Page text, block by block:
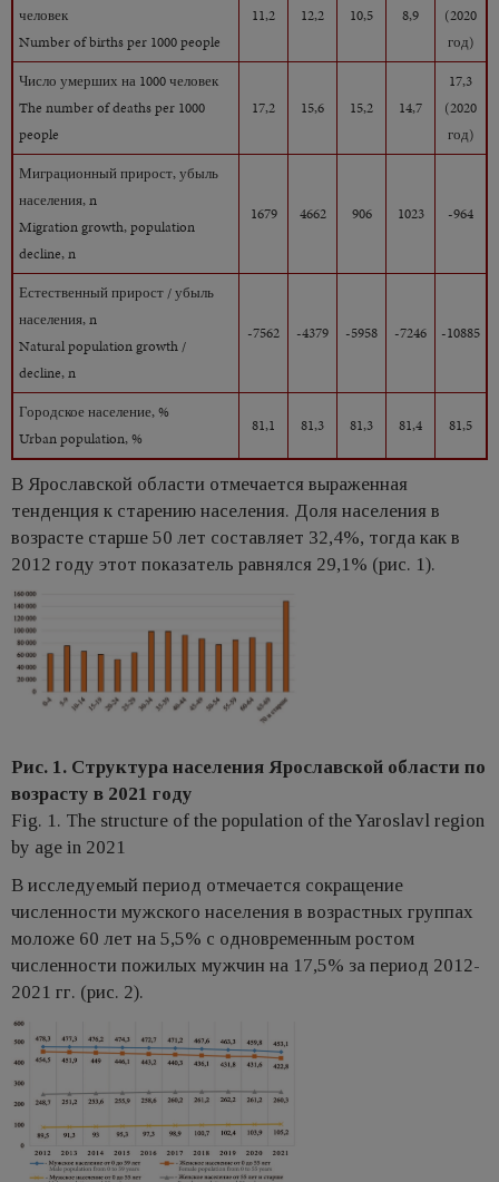
человек
Number of births per 1000 people
11,2 12,2 10,5 8,9
(2020
год)
Число умерших на 1000 человек
The number of deaths per 1000
people
17,2 15,6 15,2 14,7
17,3
(2020
год)
Миграционный прирост, убыль
населения, n
Migration growth, population
decline, n
1679 4662 906 1023 -964
Естественный прирост / убыль
населения, n
Natural population growth /
decline, n
-7562 -4379 -5958 -7246 -10885
Городское население, %
Urban population, %
81,1 81,3 81,3 81,4 81,5
В Ярославской области отмечается выраженная
тенденция к старению населения. Доля населения в
возрасте старше 50 лет составляет 32,4%, тогда как в
2012 году этот показатель равнялся 29,1% (рис. 1).
Рис. 1. Структура населения Ярославской области по
возрасту в 2021 году
Fig. 1. The structure of the population of the Yaroslavl region
by age in 2021
В исследуемый период отмечается сокращение
численности мужского населения в возрастных группах
моложе 60 лет на 5,5% с одновременным ростом
численности пожилых мужчин на 17,5% за период 2012-
2021 гг. (рис. 2).